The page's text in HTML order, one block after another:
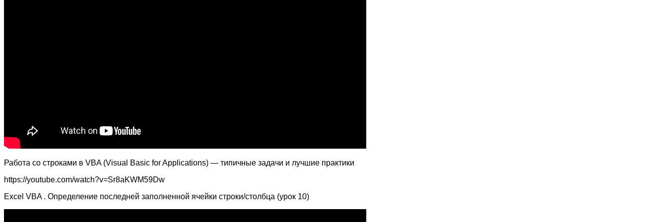
Работа со строками в VBA (Visual Basic for Applications) — типичные задачи и лучшие практики
https://youtube.com/watch?v=Sr8aKWM59Dw
Excel VBA . Определение последней заполненной ячейки строки/столбца (урок 10)